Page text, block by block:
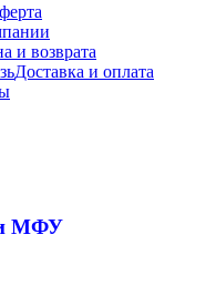
и возврата
Доставка и оплата
и МФУ